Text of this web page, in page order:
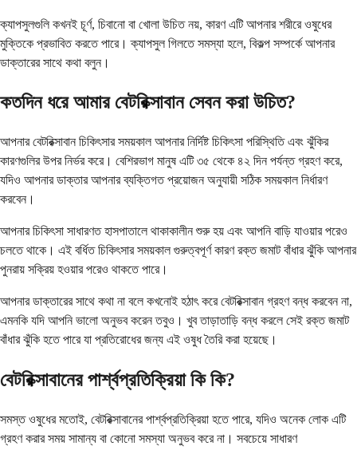
ক্যাপসুলগুলি কখনই চূর্ণ, চিবানো বা খোলা উচিত নয়, কারণ এটি আপনার শরীরে ওষুধের
মুক্তিকে প্রভাবিত করতে পারে। ক্যাপসুল গিলতে সমস্যা হলে, বিকল্প সম্পর্কে আপনার
ডাক্তারের সাথে কথা বলুন।
কতদিন ধরে আমার বেটরিক্সাবান সেবন করা উচিত?
আপনার বেটরিক্সাবান চিকিৎসার সময়কাল আপনার নির্দিষ্ট চিকিৎসা পরিস্থিতি এবং ঝুঁকির
কারণগুলির উপর নির্ভর করে। বেশিরভাগ মানুষ এটি ৩৫ থেকে ৪২ দিন পর্যন্ত গ্রহণ করে,
যদিও আপনার ডাক্তার আপনার ব্যক্তিগত প্রয়োজন অনুযায়ী সঠিক সময়কাল নির্ধারণ
করবেন।
আপনার চিকিৎসা সাধারণত হাসপাতালে থাকাকালীন শুরু হয় এবং আপনি বাড়ি যাওয়ার পরেও
চলতে থাকে। এই বর্ধিত চিকিৎসার সময়কাল গুরুত্বপূর্ণ কারণ রক্ত জমাট বাঁধার ঝুঁকি আপনার
পুনরায় সক্রিয় হওয়ার পরেও থাকতে পারে।
আপনার ডাক্তারের সাথে কথা না বলে কখনোই হঠাৎ করে বেটরিক্সাবান গ্রহণ বন্ধ করবেন না,
এমনকি যদি আপনি ভালো অনুভব করেন তবুও। খুব তাড়াতাড়ি বন্ধ করলে সেই রক্ত জমাট
বাঁধার ঝুঁকি হতে পারে যা প্রতিরোধের জন্য এই ওষুধ তৈরি করা হয়েছে।
বেটরিক্সাবানের পার্শ্বপ্রতিক্রিয়া কি কি?
সমস্ত ওষুধের মতোই, বেটরিক্সাবানের পার্শ্বপ্রতিক্রিয়া হতে পারে, যদিও অনেক লোক এটি
গ্রহণ করার সময় সামান্য বা কোনো সমস্যা অনুভব করে না। সবচেয়ে সাধারণ